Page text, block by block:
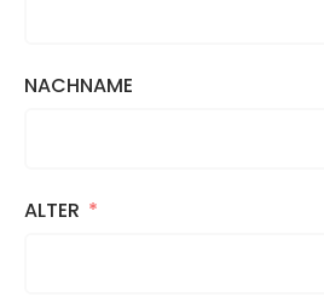
NACHNAME
ALTER